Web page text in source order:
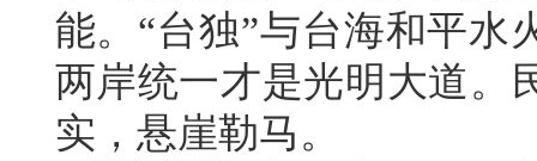
能。“台独”与台海和平水
两岸统一才是光明大道。
实，悬崖勒马。